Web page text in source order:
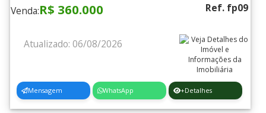
Venda:R$ 360.000 Ref. fp09
Atualizado: 06/08/2026
Mensagem WhatsApp +Detalhes